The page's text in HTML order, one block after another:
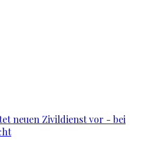
neuen Zivildienst vor - bei